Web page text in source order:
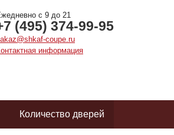
с 9 до 21
(495) 374-99-95
coupe.ru
информация
Количество дверей